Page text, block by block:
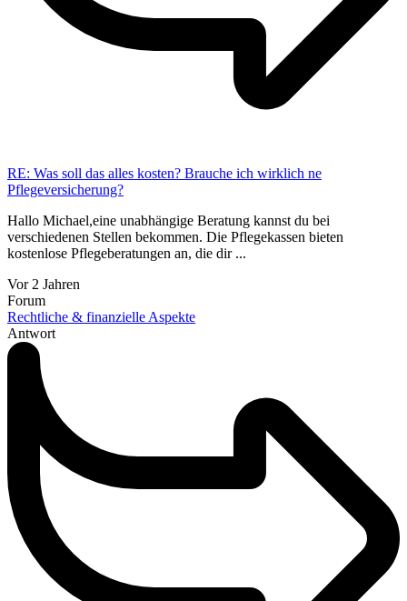
RE: Was soll das alles kosten? Brauche ich wirklich ne
Pflegeversicherung?
Hallo Michael,eine unabhängige Beratung kannst du bei
verschiedenen Stellen bekommen. Die Pflegekassen bieten
kostenlose Pflegeberatungen an, die dir ...
Vor 2 Jahren
Forum
Rechtliche & finanzielle Aspekte
Antwort